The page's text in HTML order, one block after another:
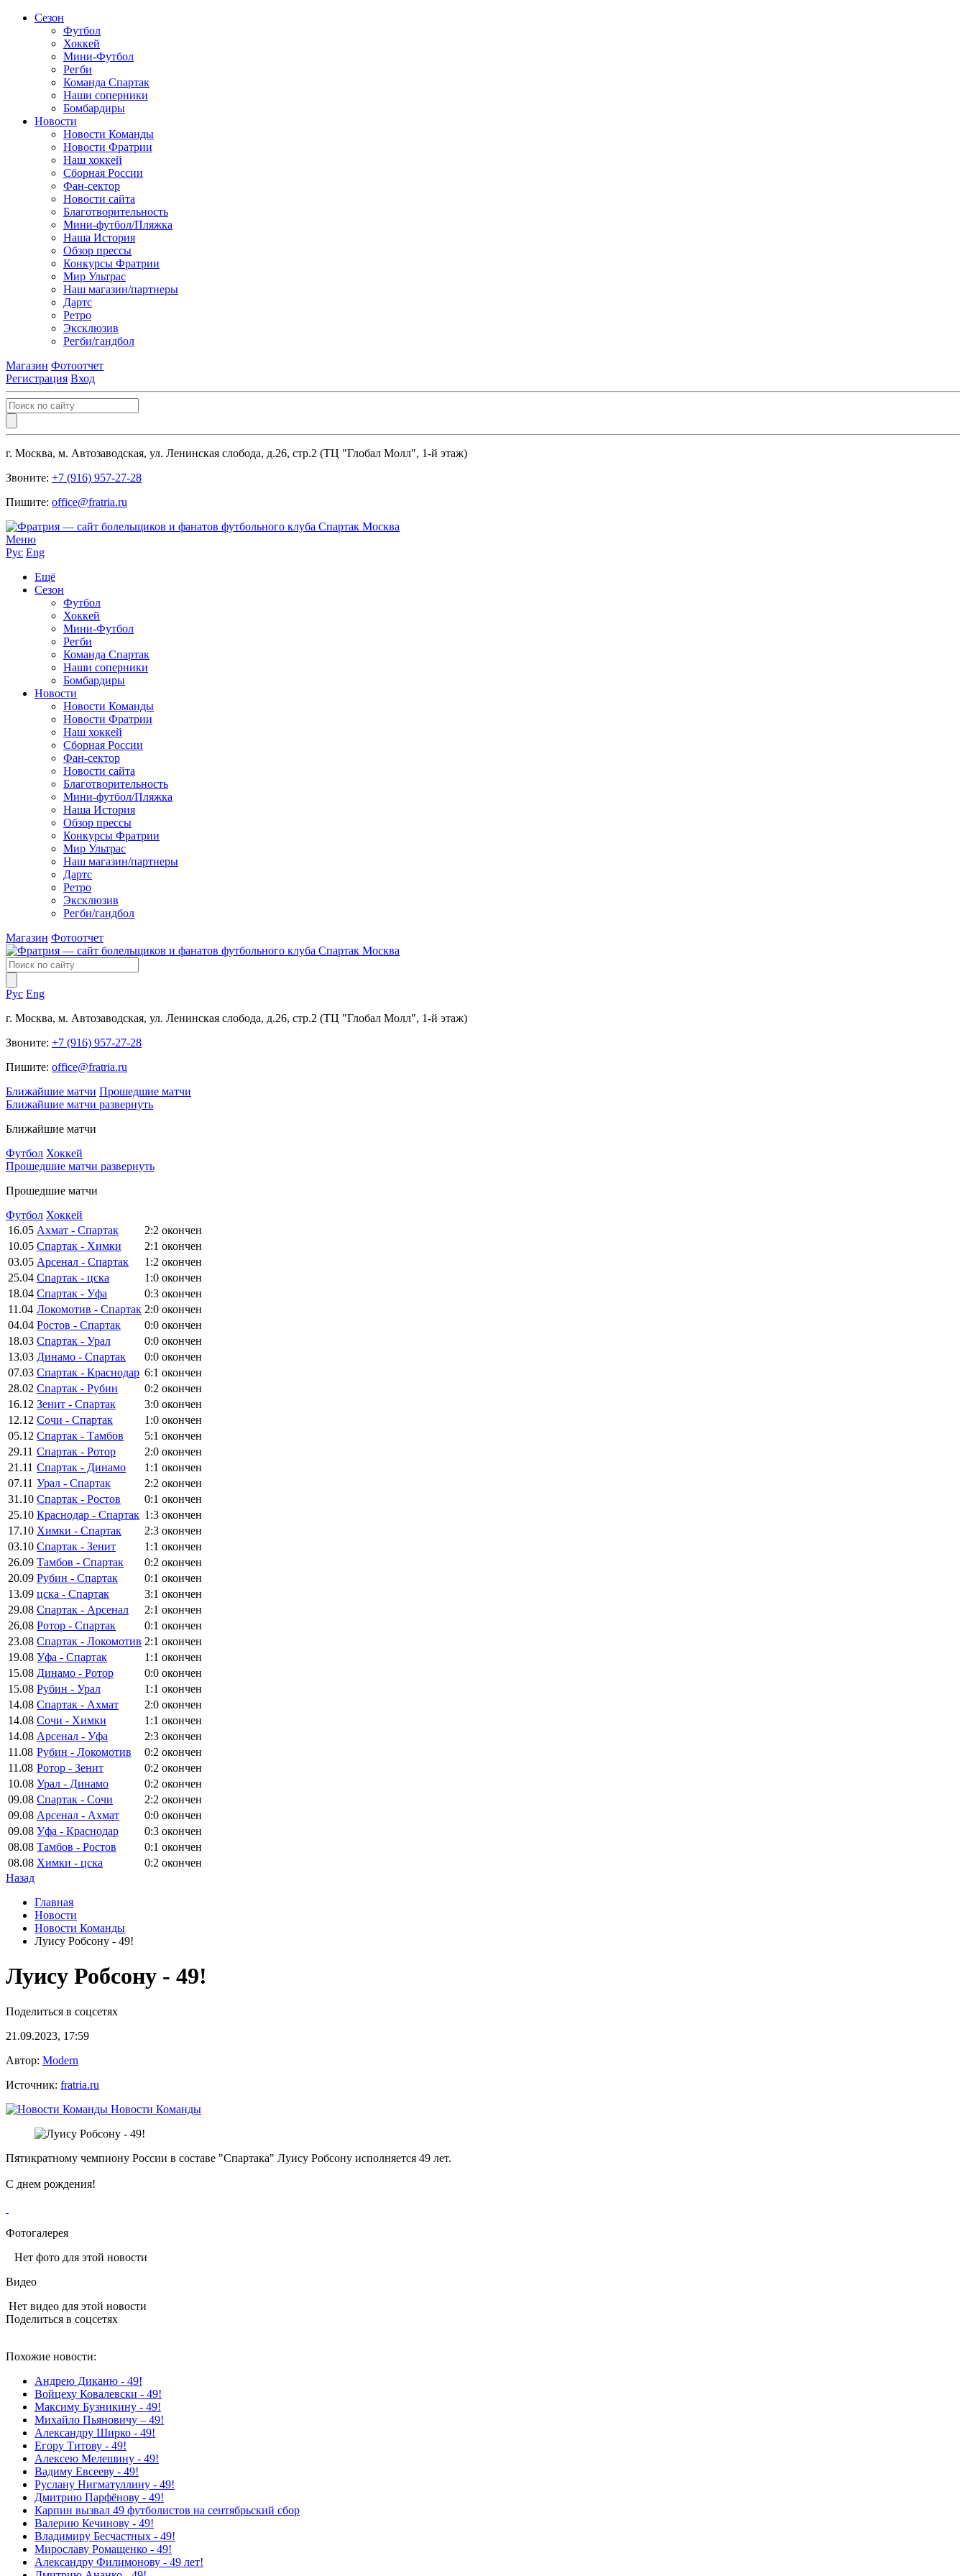
Сезон
Футбол
Хоккей
Мини-Футбол
Регби
Команда Спартак
Наши соперники
Бомбардиры
Новости
Новости Команды
Новости Фратрии
Наш хоккей
Сборная России
Фан-cектор
Новости сайта
Благотворительность
Мини-футбол/Пляжка
Наша История
Обзор прессы
Конкурсы Фратрии
Мир Ультрас
Наш магазин/партнеры
Дартс
Ретро
Эксклюзив
Регби/гандбол
Магазин Фотоотчет
Регистрация Вход
г. Москва, м. Автозаводская, ул. Ленинская слобода, д.26, стр.2 (ТЦ "Глобал Молл", 1-й этаж)
Звоните: +7 (916) 957-27-28
Пишите: office@fratria.ru
Меню
Рус Eng
Ещё
Сезон
Футбол
Хоккей
Мини-Футбол
Регби
Команда Спартак
Наши соперники
Бомбардиры
Новости
Новости Команды
Новости Фратрии
Наш хоккей
Сборная России
Фан-cектор
Новости сайта
Благотворительность
Мини-футбол/Пляжка
Наша История
Обзор прессы
Конкурсы Фратрии
Мир Ультрас
Наш магазин/партнеры
Дартс
Ретро
Эксклюзив
Регби/гандбол
Магазин Фотоотчет
Рус Eng
г. Москва, м. Автозаводская, ул. Ленинская слобода, д.26, стр.2 (ТЦ "Глобал Молл", 1-й этаж)
Звоните: +7 (916) 957-27-28
Пишите: office@fratria.ru
Ближайшие матчи Прошедшие матчи
Ближайшие матчи развернуть
Ближайшие матчи
Футбол Хоккей
Прошедшие матчи развернуть
Прошедшие матчи
Футбол Хоккей
16.05 Ахмат - Спартак 2:2 окончен
10.05 Спартак - Химки 2:1 окончен
03.05 Арсенал - Спартак 1:2 окончен
25.04 Спартак - цска 1:0 окончен
18.04 Спартак - Уфа 0:3 окончен
11.04 Локомотив - Спартак 2:0 окончен
04.04 Ростов - Спартак 0:0 окончен
18.03 Спартак - Урал 0:0 окончен
13.03 Динамо - Спартак 0:0 окончен
07.03 Спартак - Краснодар 6:1 окончен
28.02 Спартак - Рубин 0:2 окончен
16.12 Зенит - Спартак 3:0 окончен
12.12 Сочи - Спартак 1:0 окончен
05.12 Спартак - Тамбов 5:1 окончен
29.11 Спартак - Ротор 2:0 окончен
21.11 Спартак - Динамо 1:1 окончен
07.11 Урал - Спартак 2:2 окончен
31.10 Спартак - Ростов 0:1 окончен
25.10 Краснодар - Спартак 1:3 окончен
17.10 Химки - Спартак 2:3 окончен
03.10 Спартак - Зенит 1:1 окончен
26.09 Тамбов - Спартак 0:2 окончен
20.09 Рубин - Спартак 0:1 окончен
13.09 цска - Спартак 3:1 окончен
29.08 Спартак - Арсенал 2:1 окончен
26.08 Ротор - Спартак 0:1 окончен
23.08 Спартак - Локомотив 2:1 окончен
19.08 Уфа - Спартак 1:1 окончен
15.08 Динамо - Ротор 0:0 окончен
15.08 Рубин - Урал 1:1 окончен
14.08 Спартак - Ахмат 2:0 окончен
14.08 Сочи - Химки 1:1 окончен
14.08 Арсенал - Уфа 2:3 окончен
11.08 Рубин - Локомотив 0:2 окончен
11.08 Ротор - Зенит 0:2 окончен
10.08 Урал - Динамо 0:2 окончен
09.08 Спартак - Сочи 2:2 окончен
09.08 Арсенал - Ахмат 0:0 окончен
09.08 Уфа - Краснодар 0:3 окончен
08.08 Тамбов - Ростов 0:1 окончен
08.08 Химки - цска 0:2 окончен
Назад
Главная
Новости
Новости Команды
Луису Робсону - 49!
Луису Робсону - 49!
Поделиться в соцсетях
21.09.2023, 17:59
Автор: Modern
Источник: fratria.ru
Новости Команды
Пятикратному чемпиону России в составе "Спартака" Луису Робсону исполняется 49 лет.
С днем рождения!
Фотогалерея
Нет фото для этой новости
Видео
Нет видео для этой новости
Поделиться в соцсетях
Похожие новости:
Андрею Диканю - 49!
Войцеху Ковалевски - 49!
Максиму Бузникину - 49!
Михайло Пьяновичу – 49!
Александру Ширко - 49!
Егору Титову - 49!
Алексею Мелешину - 49!
Вадиму Евсееву - 49!
Руслану Нигматуллину - 49!
Дмитрию Парфёнову - 49!
Карпин вызвал 49 футболистов на сентябрьский сбор
Валерию Кечинову - 49!
Владимиру Бесчастных - 49!
Мирославу Ромащенко - 49!
Александру Филимонову - 49 лет!